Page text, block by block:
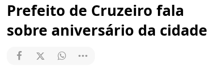
Prefeito de Cruzeiro fala
sobre aniversário da cidade